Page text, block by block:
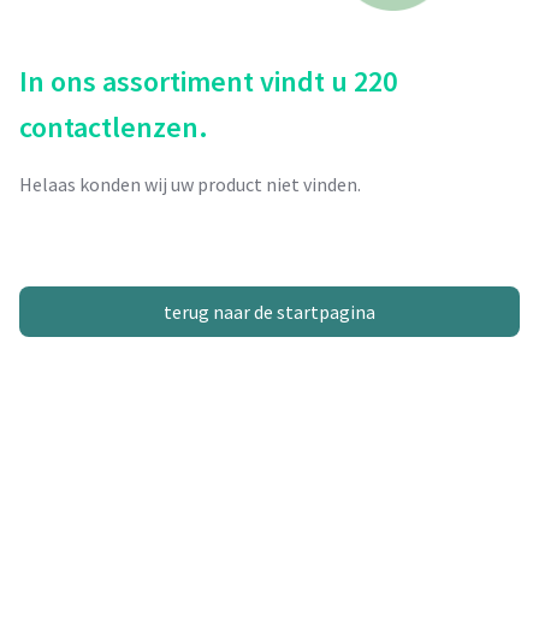
In ons assortiment vindt u 220
contactlenzen.
Helaas konden wij uw product niet vinden.
terug naar de startpagina